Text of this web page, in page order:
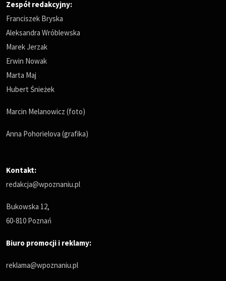
Zespół redakcyjny:
Franciszek Bryska
Aleksandra Wróblewska
Marek Jerzak
Erwin Nowak
Marta Maj
Hubert Śnieżek
Marcin Melanowicz (foto)
Anna Pohorielova (grafika)
Kontakt:
redakcja@wpoznaniu.pl
Bukowska 12,
60-810 Poznań
Biuro promocji i reklamy:
reklama@wpoznaniu.pl